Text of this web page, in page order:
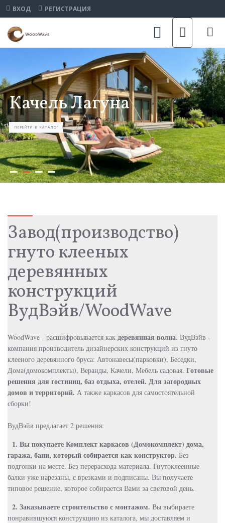
ВХОД РЕГИСТРАЦИЯ
Качель Лагуна
ПЕРЕЙТИ В КАТАЛОГ
Беседки купольные
КУПИТЬ
Завод(производство)
гнуто клееных
деревянных
конструкций
ВудВэйв/WoodWave
WoodWave - расшифровывается как деревянная волна. ВудВэйв -
компания производитель дизайнерских конструкций из гнуто
клееного деревянного бруса: Автонавесы(парковки), Беседки,
Дома(домокомплекты), Веранды, Качели, Мебель садовая. Готовые
решения для гостиниц, баз отдыха, отелей. Для загородных
домов и территорий. А также каркасов для самостоятельной
сборки!
ВудВэйв предлагает 2 решения:
1. Вы покупаете Комплект каркасов (Домокомплект) дома,
гаража, бани, который собирается как конструктор. Без
подгонки на месте. Без перерасхода материала. Гнутоклеенные
балки уже нарезаны, с врезками и подписаны. Вы получаете
типовое решение, которое собирается Вами за световой день.
2. Заказываете строительство с монтажом. Вы выбираете
понравившуюся конструкцию из каталога, мы доставляем и